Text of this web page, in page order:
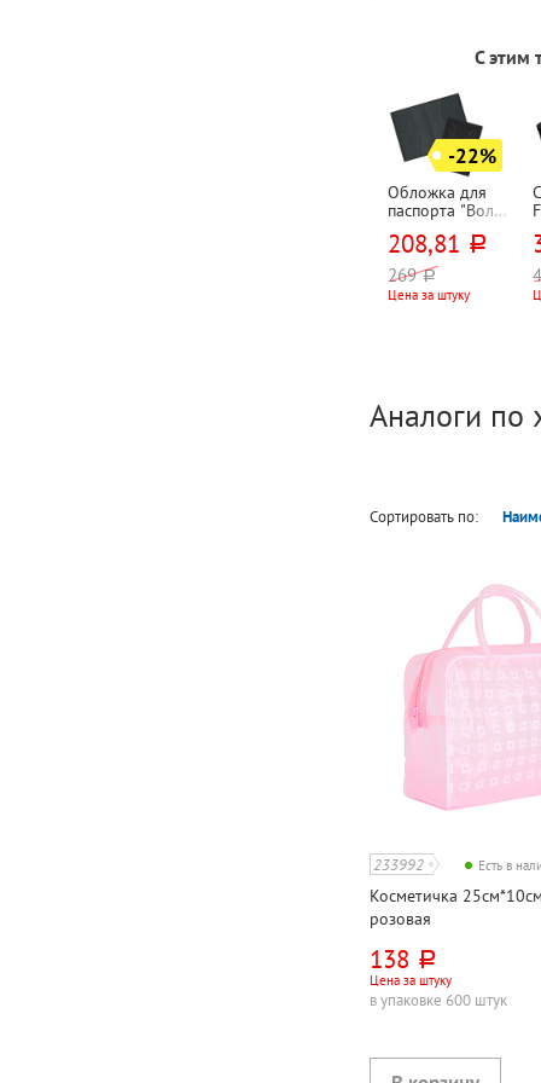
С этим
-22%
Обложка для
паспорта "Волк",
кожа
натуральная,
черная
208,81 руб.
269 руб.
Цена за штуку
Аналоги по
Сортировать по:
233992 Есть в
Косметичка
розовая
138 руб.
Цена за штуку
в упаковке 600 штук